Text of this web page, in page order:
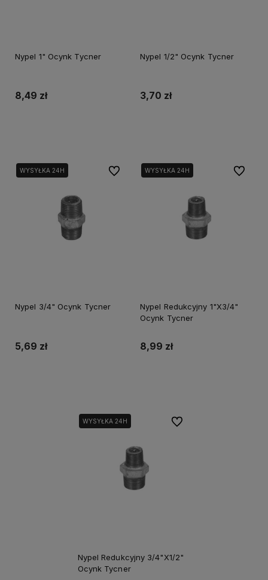
Nypel 1" Ocynk Tycner
8,49 zł
Nypel 1/2" Ocynk Tycner
3,70 zł
WYSYŁKA 24H
Nypel 3/4" Ocynk Tycner
5,69 zł
Do ulubionychWYSYŁKA 24H
Nypel Redukcyjny 1"X3/4"
Ocynk Tycner
8,99 zł
Do
WYSYŁKA 24H
Nypel Redukcyjny 3/4"X1/2"
Ocynk Tycner
Do ulubionych